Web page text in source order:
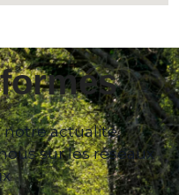
notre actualité,
sur les réseaux